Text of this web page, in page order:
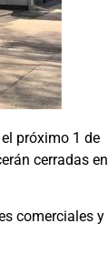
próximo 1 de
cerradas en
comerciales y